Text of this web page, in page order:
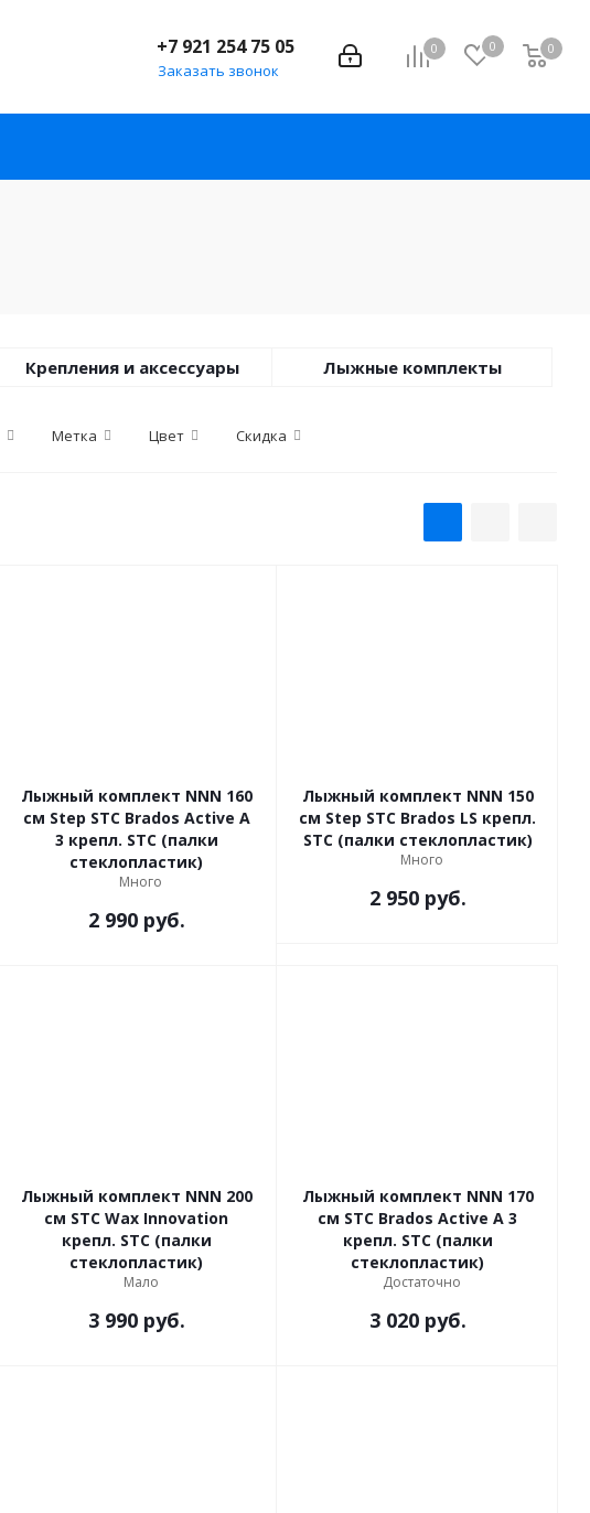
0 0 0
+7 921 254 75 05
Заказать звонок
Крепления и аксессуары Лыжные комплекты
Метка Цвет Скидка
Лыжный комплект NNN 160
см Step STC Brados Active A
3 крепл. STC (палки
стеклопластик)
Много
2 990руб.
Лыжный комплект NNN 150
см Step STC Brados LS крепл.
STC (палки стеклопластик)
Много
2 950руб.
Лыжный комплект NNN 200
см STC Wax Innovation
крепл. STC (палки
стеклопластик)
Мало
3 990руб.
Лыжный комплект NNN 170
см STC Brados Active A 3
крепл. STC (палки
стеклопластик)
Достаточно
3 020руб.